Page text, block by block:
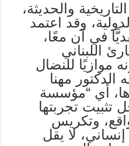
والحديثة،
وقد اعتمد
في آن معًا،
اللبناني
موازيًا للنضال
مهنا
أي “مؤسسة
تثبيت تجربتها
وتكريس
لا يقل